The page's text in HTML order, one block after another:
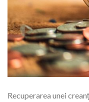
Recuperarea unei